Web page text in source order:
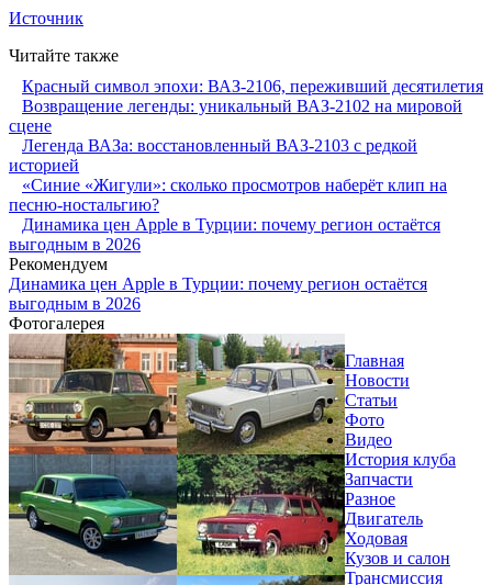
Источник
Читайте также
Красный символ эпохи: ВАЗ-2106, переживший десятилетия
Возвращение легенды: уникальный ВАЗ-2102 на мировой
сцене
Легенда ВАЗа: восстановленный ВАЗ-2103 с редкой
историей
«Синие «Жигули»: сколько просмотров наберёт клип на
песню-ностальгию?
Динамика цен Apple в Турции: почему регион остаётся
выгодным в 2026
Рекомендуем
Динамика цен Apple в Турции: почему регион остаётся
выгодным в 2026
Фотогалерея
Главная
Новости
Статьи
Фото
Видео
История клуба
Запчасти
Разное
Двигатель
Ходовая
Кузов и салон
Трансмиссия